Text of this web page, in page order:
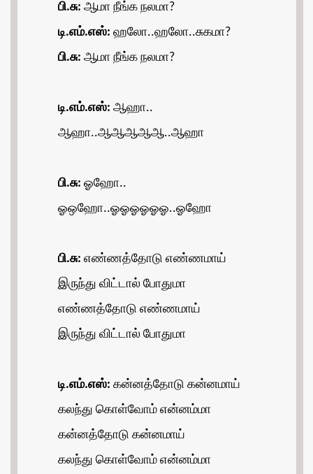
பி.சு: ஆமா நீங்க நலமா?
டி.எம்.எஸ்: ஹலோ..ஹலோ..சுகமா?
பி.சு: ஆமா நீங்க நலமா?
டி.எம்.எஸ்: ஆஹா..
ஆஹா..ஆஆஆஆஆ..ஆஹா
பி.சு: ஓஹோ..
ஓஒஹோ..ஓஓஓஓஓஓ..ஓஹோ
பி.சு: எண்ணத்தோடு எண்ணமாய்
இருந்து விட்டால் போதுமா
எண்ணத்தோடு எண்ணமாய்
இருந்து விட்டால் போதுமா
டி.எம்.எஸ்: கன்னத்தோடு கன்னமாய்
கலந்து கொள்வோம் என்னம்மா
கன்னத்தோடு கன்னமாய்
கலந்து கொள்வோம் என்னம்மா